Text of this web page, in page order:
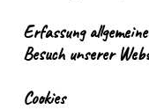
Erfassung
Besuch unserer
Cookies